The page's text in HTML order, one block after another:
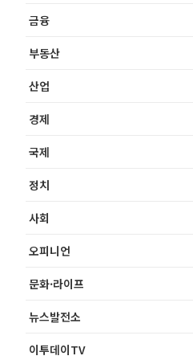
금융
부동산
산업
경제
국제
정치
사회
오피니언
문화·라이프
뉴스발전소
이투데이TV